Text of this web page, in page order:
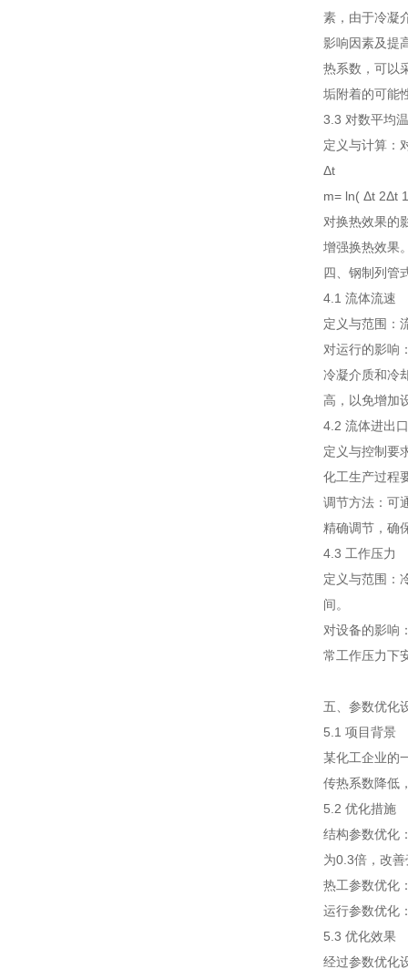
素，由于冷凝
影响因素及提
热系数，可以
垢附着的可能
3.3 对数平均
定义与计算：
Δt
m= ln( Δt 2Δt
对换热效果的
增强换热效果
四、钢制列管
4.1 流体流速
定义与范围：
对运行的影响
冷凝介质和冷
高，以免增加
4.2 流体进出
定义与控制要
化工生产过程
调节方法：可
精确调节，确
4.3 工作压力
定义与范围：
间。
对设备的影响
常工作压力下
五、参数优化
5.1 项目背景
某化工企业的
传热系数降低
5.2 优化措施
结构参数优化
为0.3倍，改
热工参数优化
运行参数优化
5.3 优化效果
经过参数优化